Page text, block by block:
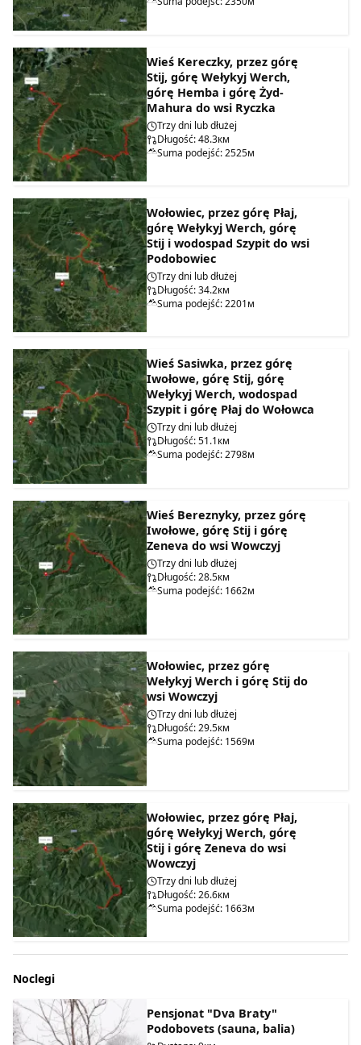
Wieś Kereczky, przez górę
Stij, górę Wełykyj Werch,
górę Hemba i górę Żyd-
Mahura do wsi Ryczka
Trzy dni lub dłużej
Długość: 48.3км
Suma podejść: 2525м
Wołowiec, przez górę Płaj,
górę Wełykyj Werch, górę
Stij i wodospad Szypit do wsi
Podobowiec
Trzy dni lub dłużej
Długość: 34.2км
Suma podejść: 2201м
Wieś Sasiwka, przez górę
Iwołowe, górę Stij, górę
Wełykyj Werch, wodospad
Szypit i górę Płaj do Wołowca
Trzy dni lub dłużej
Długość: 51.1км
Suma podejść: 2798м
Wieś Bereznyky, przez górę
Iwołowe, górę Stij i górę
Zeneva do wsi Wowczyj
Trzy dni lub dłużej
Długość: 28.5км
Suma podejść: 1662м
Wołowiec, przez górę
Wełykyj Werch i górę Stij do
wsi Wowczyj
Trzy dni lub dłużej
Długość: 29.5км
Suma podejść: 1569м
Wołowiec, przez górę Płaj,
górę Wełykyj Werch, górę
Stij i górę Zeneva do wsi
Wowczyj
Trzy dni lub dłużej
Długość: 26.6км
Suma podejść: 1663м
Noclegi
Pensjonat "Dva Braty"
Podobovets (sauna, balia)